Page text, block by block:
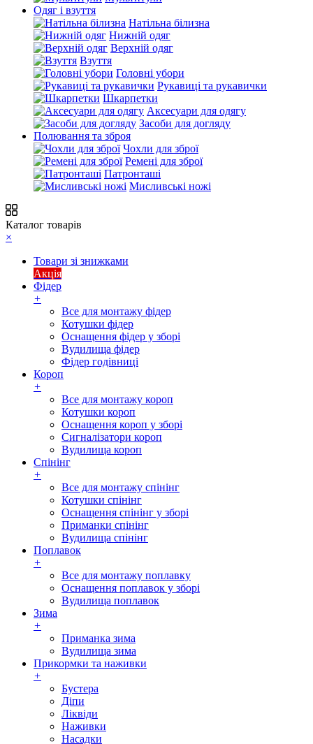
Одяг і взуття
Натільна білизна
Нижній одяг
Верхній одяг
Взуття
Головні убори
Рукавиці та рукавички
Шкарпетки
Аксесуари для одягу
Засоби для догляду
Полювання та зброя
Чохли для зброї
Ремені для зброї
Патронташі
Мисливські ножі
Каталог товарів
×
Товари зі знижками
Акція
Фідер
+
Все для монтажу фідер
Котушки фідер
Оснащення фідер у зборі
Вудилища фідер
Фідер годівниці
Короп
+
Все для монтажу короп
Котушки короп
Оснащення короп у зборі
Сигналізатори короп
Вудилища короп
Спінінг
+
Все для монтажу спінінг
Котушки спінінг
Оснащення спінінг у зборі
Приманки спінінг
Вудилища спінінг
Поплавок
+
Все для монтажу поплавку
Оснащення поплавок у зборі
Вудилища поплавок
Зима
+
Приманка зима
Вудилища зима
Прикормки та наживки
+
Бустера
Діпи
Ліквіди
Наживки
Насадки